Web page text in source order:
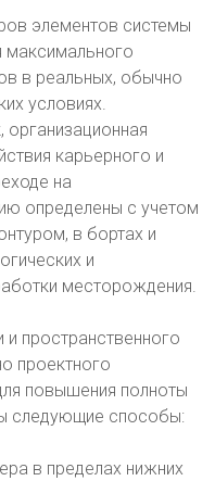
элементов системы
максимального
в реальных, обычно
условиях.
карьерного и
на
определены с учетом
в бортах и
и
месторождения.
пространственного
проектного
повышения полноты
следующие способы:
в пределах нижних